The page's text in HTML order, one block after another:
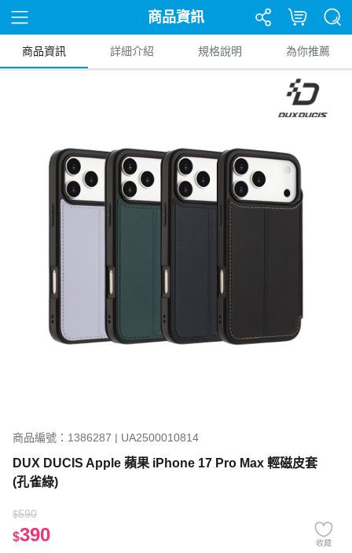
商品資訊
商品資訊 詳細介紹 規格說明 為你推薦
商品編號：1386287 | UA2500010814
DUX DUCIS Apple 蘋果 iPhone 17 Pro Max 輕磁皮套
(孔雀綠)
$590
$390 收藏